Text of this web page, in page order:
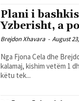
Plani i
Yzberisht, a
Brejdon Xhavara - August
Nga Fjona Cela dhe Brejdon Xhavara Tek shtëpia
kalamaj, kishim vetëm 1
këtu tek...